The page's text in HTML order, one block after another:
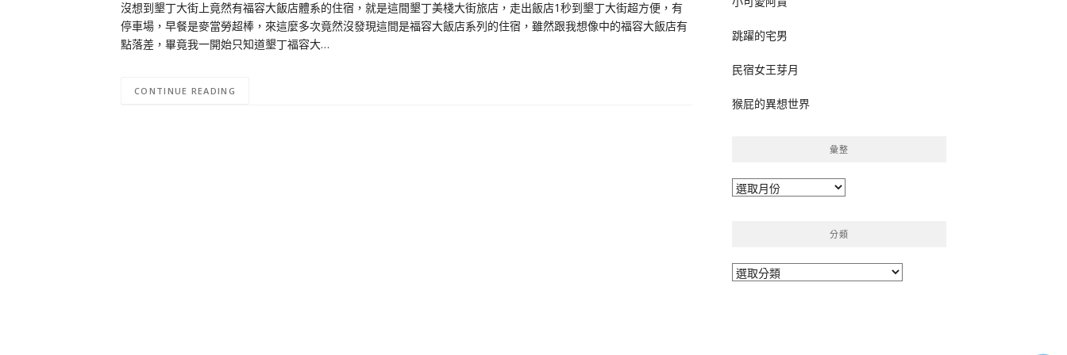
沒想到墾丁大街上竟然有福容大飯店體系的住宿，就是這間墾丁美棧大街旅店，走出飯店1秒到墾丁大街超方便，有
停車場，早餐是麥當勞超棒，來這麼多次竟然沒發現這間是福容大飯店系列的住宿，雖然跟我想像中的福容大飯店有
點落差，畢竟我一開始只知道墾丁福容大…
CONTINUE READING
跳躍的宅男
民宿女王芽月
猴屁的異想世界
彙整
彙
分類
分